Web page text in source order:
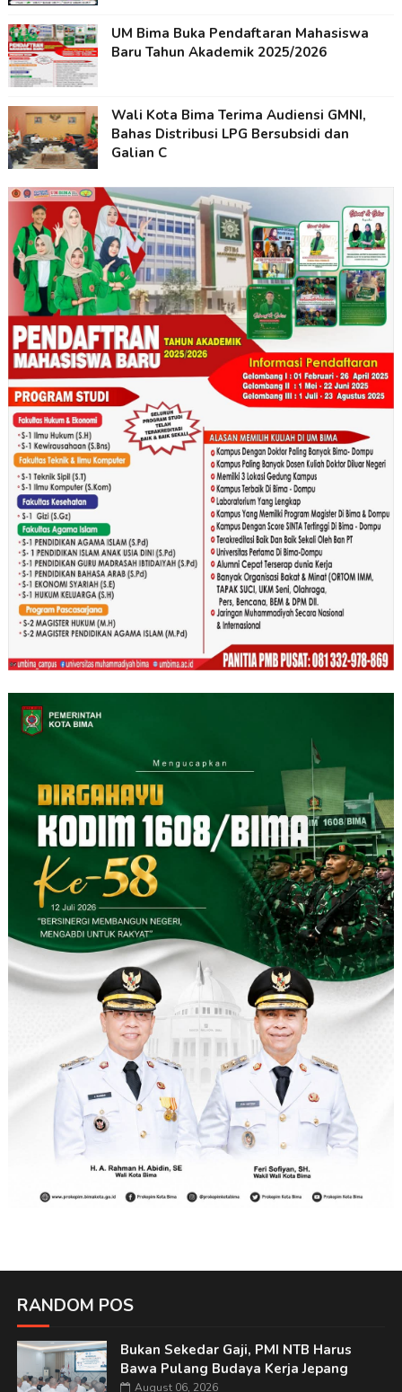
UM Bima Buka Pendaftaran Mahasiswa
Baru Tahun Akademik 2025/2026
Wali Kota Bima Terima Audiensi GMNI,
Bahas Distribusi LPG Bersubsidi dan
Galian C
RANDOM POS
Bukan Sekedar Gaji, PMI NTB Harus
Bawa Pulang Budaya Kerja Jepang
August 06, 2026